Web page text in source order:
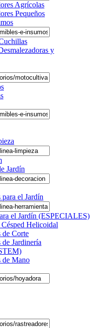
Agrícolas
Pequeños
y
Jardín
el Jardín
el Jardín (ESPECIALES)
Helicoidal
de Corte
Jardinería
de Mano